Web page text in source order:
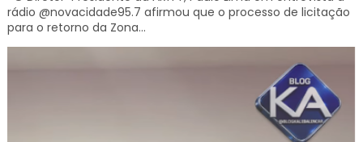
rádio @novacidade95.7 afirmou que o processo de licitação
para o retorno da Zona...